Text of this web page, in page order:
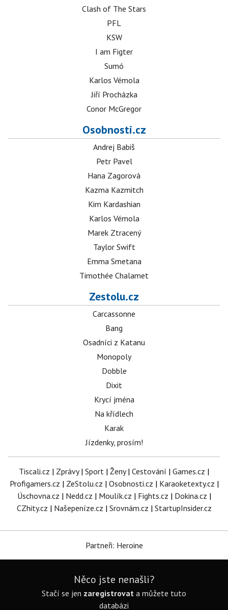
Clash of The Stars
PFL
KSW
I am Figter
Sumó
Karlos Vémola
Jiří Procházka
Conor McGregor
Osobnosti.cz
Andrej Babiš
Petr Pavel
Hana Zagorová
Kazma Kazmitch
Kim Kardashian
Karlos Vémola
Marek Ztracený
Taylor Swift
Emma Smetana
Timothée Chalamet
Zestolu.cz
Carcassonne
Bang
Osadníci z Katanu
Monopoly
Dobble
Dixit
Krycí jména
Na křídlech
Karak
Jízdenky, prosím!
Tiscali.cz | Zprávy| Sport | Ženy| Cestování | Games.cz |
Profigamers.cz | ZeStolu.cz | Osobnosti.cz | Karaoketexty.cz |
Úschovna.cz | Nedd.cz | Moulík.cz | Fights.cz | Dokina.cz |
CZhity.cz | Našepeníze.cz | Srovnám.cz | StartupInsider.cz
Partneři: Heroine
Něco jste nenašli?
Stačí se jen zaregistrovat a můžete tuto
databázi